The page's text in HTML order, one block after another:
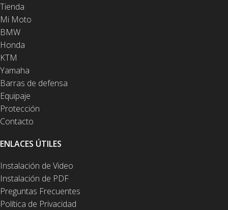
Tienda
Mi Moto
BMW
Honda
KTM
Yamaha
Barras de defensa
Equipaje
Protección
Contacto
ENLACES ÚTILES
Instalación de Video
Instalación de PDF
Preguntas Frecuentes
Política de Privacidad